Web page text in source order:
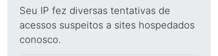
Seu IP fez diversas tentativas de
acessos suspeitos a sites hospedados
conosco.